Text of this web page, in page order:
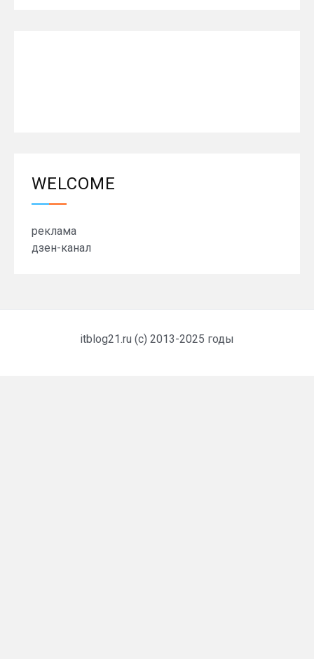
WELCOME
реклама
дзен-канал
itblog21.ru (c) 2013-2025 годы